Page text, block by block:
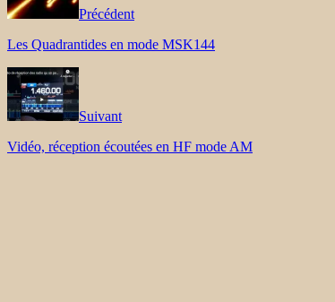
Précédent
Les Quadrantides en mode MSK144
Suivant
Vidéo, réception écoutées en HF mode AM